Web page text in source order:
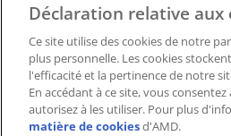
Conditions
Déclaration relative aux
Ce site utilise des cookies de notre
plus personnelle. Les cookies
l'efficacité et la pertinence de notre
En accédant à ce site, vous
autorisez à les utiliser. Pour plus
matière de cookiesd'AMD.